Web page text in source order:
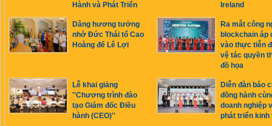
Hành và Phát Triển
Ireland
Dâng hương tưởng
nhớ Đức Thái tổ Cao
Hoàng đế Lê Lợi
Ra mắt công
blockchain áp
vào thực tiễn
vệ tác quyền
đồ họa
Lễ khai giảng
''Chương trình đào
tạo Giám đốc Điều
hành (CEO)''
Diễn đàn báo
đồng hành
doanh nghiệp
phát triển kinh